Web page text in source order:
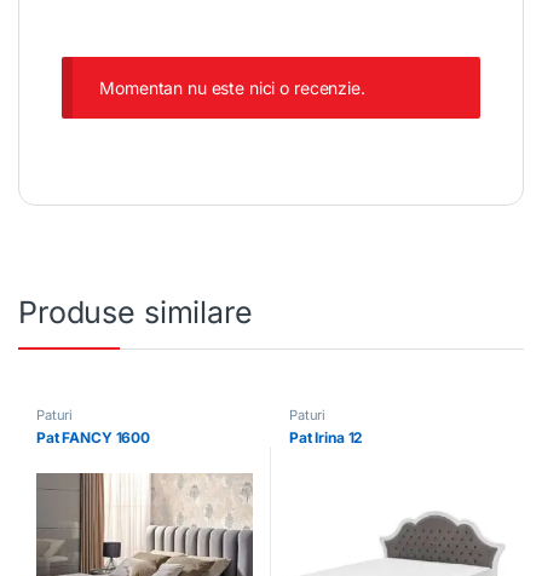
Momentan nu este nici o recenzie.
Produse similare
Paturi
Pat FANCY 1600
Paturi
Pat Irina 12